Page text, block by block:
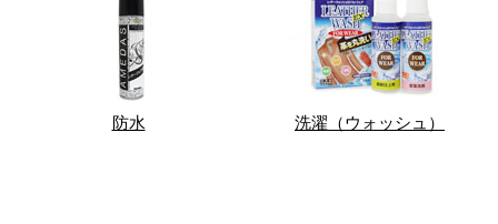
防水 洗濯（ウォッシュ）